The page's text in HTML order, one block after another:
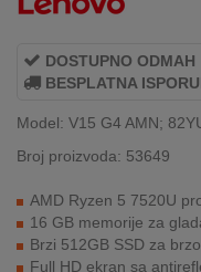
KUPOVINA
NA
RATE
REKLAMACIJA
SERVIS
DOSTUPNO ODMAH
BESPLATNA
Model: V15 G4 AMN;
Broj proizvoda: 53649
AMD Ryzen 5 7520U
16 GB memorije za
Brzi 512GB SSD za
Full HD ekran sa